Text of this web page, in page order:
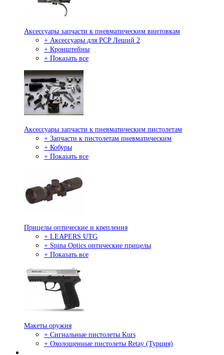
Аксессуары запчасти к пневматическим винтовкам
+ Аксессуары для PCP Леший 2
+ Кронштейны
+ Показать все
Аксессуары запчасти к пневматическим пистолетам
+ Запчасти к пистолетам пневматическим
+ Кобуры
+ Показать все
Прицелы оптические и крепления
+ LEAPERS UTG
+ Spina Optics оптические прицелы
+ Показать все
Макеты оружия
+ Сигнальные пистолеты Kurs
+ Охолощенные пистолеты Retay (Турция)